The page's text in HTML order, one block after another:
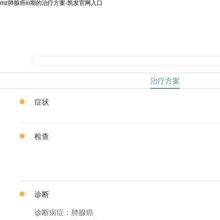
mz肺腺癌iii期的治疗方案-凯发官网入口
治疗方案
症状
检查
诊断
诊断病症：肺腺癌